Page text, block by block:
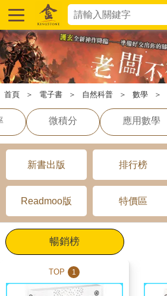
首頁 ＞ 電子書 ＞ 自然科普 ＞ 數學 ＞
微積分 應用數學
新書出版 排行榜
Readmoo版 特價區
暢銷榜
TOP 1